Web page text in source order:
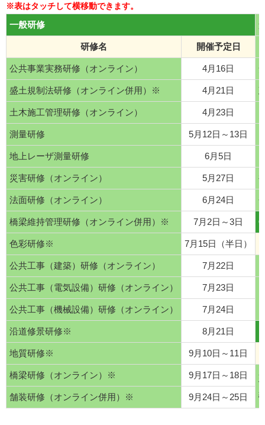
一般研修
研修名 開催予定日
公共事業実務研修（オンライン） 4月16日
盛土規制法研修（オンライン併用）※ 4月21日
土木施工管理研修（オンライン） 4月23日
測量研修 5月12日～13日
地上レーザ測量研修 6月5日
災害研修（オンライン） 5月27日
法面研修（オンライン） 6月24日
橋梁維持管理研修（オンライン併用）※ 7月2日～3日
色彩研修※ 7月15日（半日）
公共工事（建築）研修（オンライン） 7月22日
公共工事（電気設備）研修（オンライン）
7月23日
公共工事（機械設備）研修（オンライン）
7月24日
沿道修景研修※ 8月21日
地質研修※ 9月10日～11日
橋梁研修（オンライン）※ 9月17日～18日
舗装研修（オンライン併用）※ 9月24日～25日